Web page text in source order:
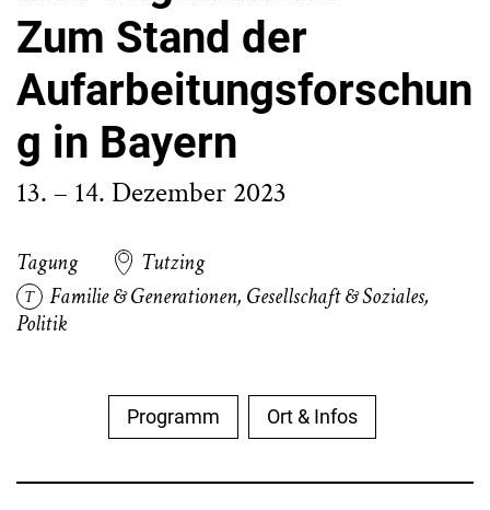
Zum Stand der
Aufarbeitungsforschun
g in Bayern
13. – 14. Dezember 2023
Tagung
Tutzing
Familie & Generationen, Gesellschaft & Soziales,
Politik
Programm Ort & Infos